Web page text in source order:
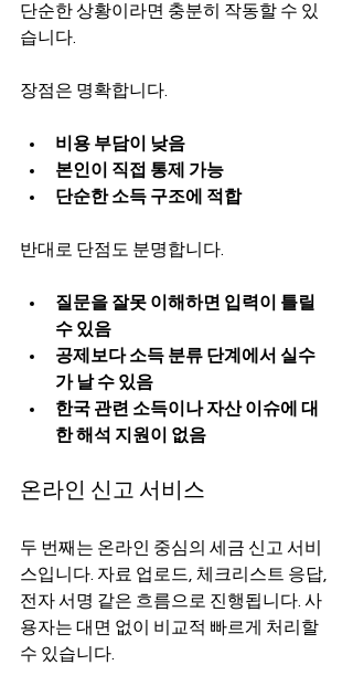
단순한 상황이라면 충분히 작동할 수 있
습니다.
장점은 명확합니다.
비용 부담이 낮음
본인이 직접 통제 가능
단순한 소득 구조에 적합
반대로 단점도 분명합니다.
질문을 잘못 이해하면 입력이 틀릴
수 있음
공제보다 소득 분류 단계에서 실수
가 날 수 있음
한국 관련 소득이나 자산 이슈에 대
한 해석 지원이 없음
온라인 신고 서비스
두 번째는 온라인 중심의 세금 신고 서비
스입니다. 자료 업로드, 체크리스트 응답,
전자 서명 같은 흐름으로 진행됩니다. 사
용자는 대면 없이 비교적 빠르게 처리할
수 있습니다.